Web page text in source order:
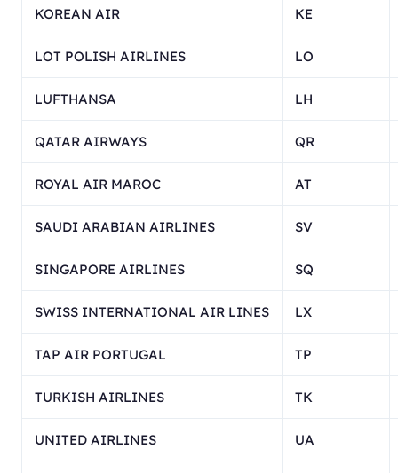
KOREAN AIR KE
LOT POLISH AIRLINES LO
LUFTHANSA LH
QATAR AIRWAYS QR
ROYAL AIR MAROC AT
SAUDI ARABIAN AIRLINES SV
SINGAPORE AIRLINES SQ
SWISS INTERNATIONAL AIR LINES LX
TAP AIR PORTUGAL TP
TURKISH AIRLINES TK
UNITED AIRLINES UA